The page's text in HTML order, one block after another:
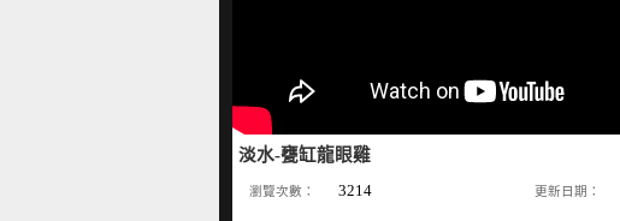
淡水-甕缸龍眼雞
瀏覽次數： 3214 更新日期：